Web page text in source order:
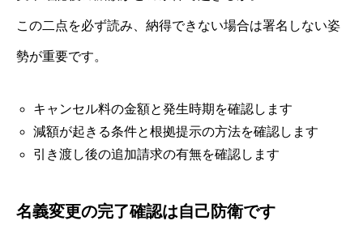
この二点を必ず読み、納得できない場合は署名しない姿
勢が重要です。
キャンセル料の金額と発生時期を確認します
減額が起きる条件と根拠提示の方法を確認します
引き渡し後の追加請求の有無を確認します
名義変更の完了確認は自己防衛です